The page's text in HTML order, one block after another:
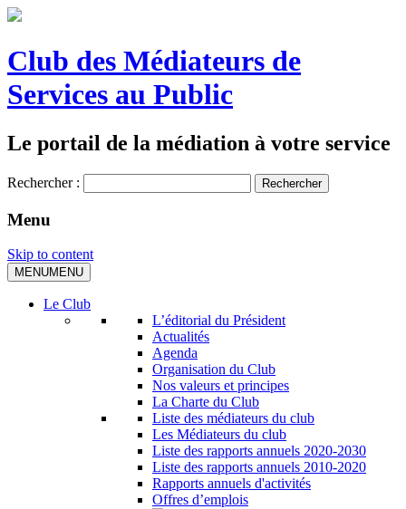
Club des Médiateurs de
Services au Public
Le portail de la médiation à votre service
Rechercher :
Menu
Skip to content
MENUMENU
Le Club
L’éditorial du Président
Actualités
Agenda
Organisation du Club
Nos valeurs et principes
La Charte du Club
Liste des médiateurs du club
Les Médiateurs du club
Liste des rapports annuels 2020-2030
Liste des rapports annuels 2010-2020
Rapports annuels d'activités
Offres d’emplois